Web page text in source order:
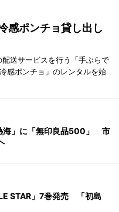
感ポンチョ貸し出し
送サービスを行う「手ぶらで
感ポンチョ」のレンタルを始
海」に「無印良品500」 市
STAR」7巻発売 「初島